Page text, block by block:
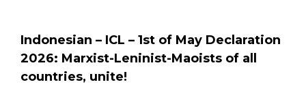
Indonesian – ICL – 1st of May Declaration
2026: Marxist-Leninist-Maoists of all
countries, unite!